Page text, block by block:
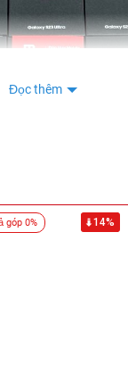
Đọc thêm
góp 0% 14%